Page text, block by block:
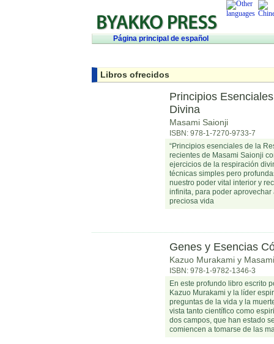
Página principal de español
Libros ofrecidos
Principios
Divina
Masami Saionji
ISBN: 978-1-7270-9733-7
“Principios esenciales de la
recientes de Masami Saionji
ejercicios de la respiración
técnicas simples pero
nuestro poder vital interior y
infinita, para poder
preciosa vida
Genes y Esencias
Kazuo Murakami y
ISBN: 978-1-9782-1346-3
En este profundo libro escrito
Kazuo Murakami y la líder
preguntas de la vida y la
vista tanto científico como
dos campos, que han estado
comiencen a tomarse de las